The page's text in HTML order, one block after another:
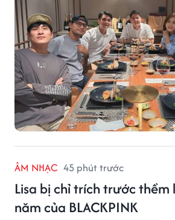
ÂM NHẠC 45 phút trước
Lisa bị chỉ trích trước thềm
năm của BLACKPINK